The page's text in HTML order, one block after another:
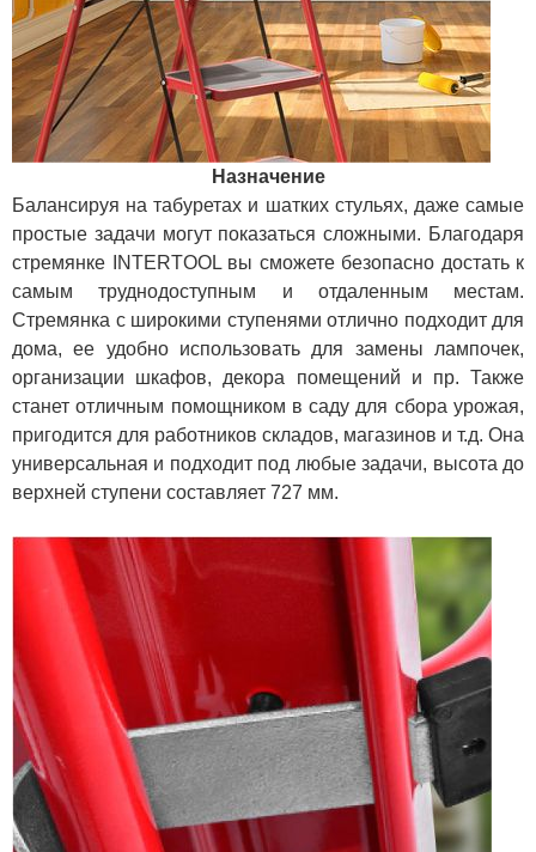
Назначение
Балансируя на табуретах и шатких стульях, даже самые
простые задачи могут показаться сложными. Благодаря
стремянке INTERTOOL вы сможете безопасно достать к
самым труднодоступным и отдаленным местам.
Стремянка с широкими ступенями отлично подходит для
дома, ее удобно использовать для замены лампочек,
организации шкафов, декора помещений и пр. Также
станет отличным помощником в саду для сбора урожая,
пригодится для работников складов, магазинов и т.д. Она
универсальная и подходит под любые задачи, высота до
верхней ступени составляет 727 мм.